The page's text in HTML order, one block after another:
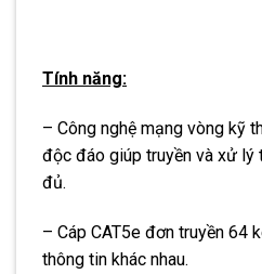
Tính năng:
– Công nghệ mạng vòng kỹ
độc đáo giúp truyền và xử lý
đủ.
– Cáp CAT5e đơn truyền 64
thông tin khác nhau.